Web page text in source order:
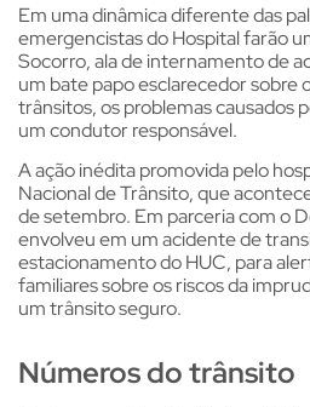
Em uma dinâmica diferente das
emergencistas do Hospital farão
Socorro, ala de internamento de
um bate papo esclarecedor sobre
trânsitos, os problemas causados
um condutor responsável.
A ação inédita promovida pelo
Nacional de Trânsito, que
de setembro. Em parceria com o
envolveu em um acidente de
estacionamento do HUC, para
familiares sobre os riscos da
um trânsito seguro.
Números do trânsito